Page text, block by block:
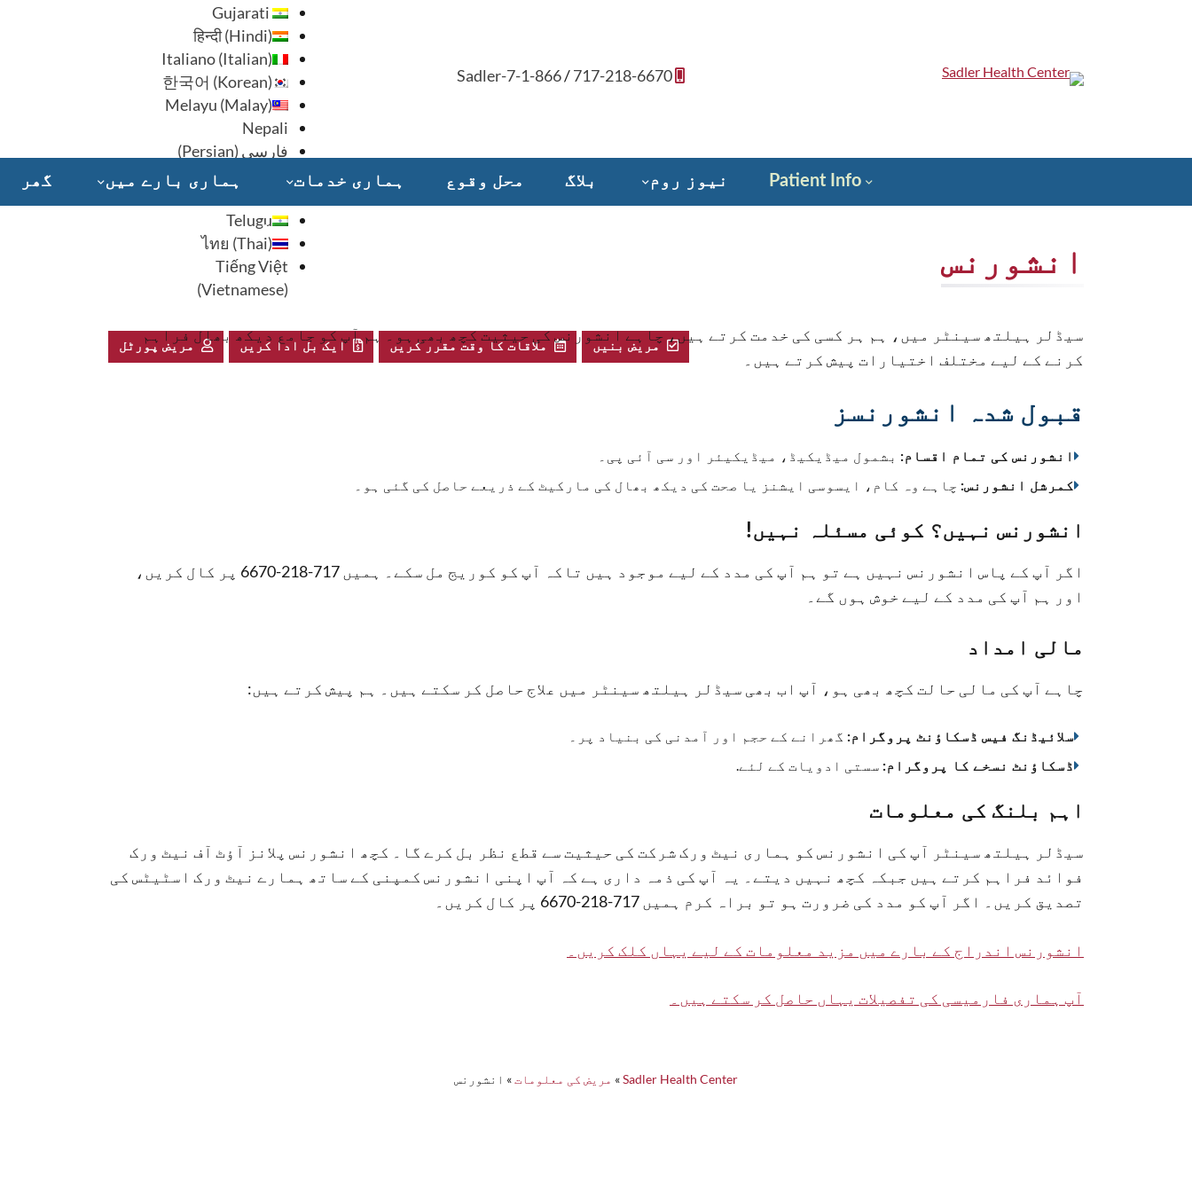
717-218-6670
/
1-866-Sadler-7
Gujarati
हिन्दी(Hindi)
Italiano(Italian)
한국어 (Korean)
Melayu (Malay)
Nepali
فارسی (
Persian
)
Русский
Telugu
ไทย (Thai)
Tiếng Việt
(Vietnamese)
مریض بنیں ملاقات کا وقت مقرر کریں ایک بل ادا کریں مریض پورٹل
گھر ہماری بارے ميں ہماری خدمات محل وقوع بلاگ نیوز روم Patient Info
دینے کے طریقے – سیڈلر کے لئے ایک دل ہے!
انشورنس
سیڈلر ہیلتھ سینٹر میں، ہم ہر کسی کی خدمت کرتے ہیں، چاہے انشورنس کی حیثیت کچھ بھی ہو۔ ہم آپ کو جامع دیکھ بھال فراہم
کرنے کے لیے مختلف اختیارات پیش کرتے ہیں۔
قبول شدہ انشورنسز
انشورنس کی تمام اقسام: بشمول میڈیکیڈ، میڈیکیئر اور سی آئی پی۔
کمرشل انشورنس: چاہے وہ کام، ایسوسی ایشنز یا صحت کی دیکھ بھال کی مارکیٹ کے ذریعے حاصل کی گئی ہو۔
انشورنس نہیں؟ کوئی مسئلہ نہيں!
اگر آپ کے پاس انشورنس نہیں ہے تو ہم آپ کی مدد کے لیے موجود ہیں تاکہ آپ کو کوریج مل سکے۔ ہمیں 717-218-6670 پر کال کریں،
اور ہم آپ کی مدد کے لیے خوش ہوں گے۔
مالی امداد
چاہے آپ کی مالی حالت کچھ بھی ہو، آپ اب بھی سیڈلر ہیلتھ سینٹر میں علاج حاصل کر سکتے ہیں۔ ہم پیش کرتے ہیں:
سلائیڈنگ فیس ڈسکاؤنٹ پروگرام: گھرانے کے حجم اور آمدنی کی بنیاد پر۔
ڈسکاؤنٹ نسخے کا پروگرام: سستی ادویات کے لئے.
اہم بلنگ کی معلومات
سیڈلر ہیلتھ سینٹر آپ کی انشورنس کو ہماری نیٹ ورک شرکت کی حیثیت سے قطع نظر بل کرے گا۔ کچھ انشورنس پلانز آؤٹ آف نیٹ ورک
فوائد فراہم کرتے ہیں جبکہ کچھ نہیں دیتے۔ یہ آپ کی ذمہ داری ہے کہ آپ اپنی انشورنس کمپنی کے ساتھ ہمارے نیٹ ورک اسٹیٹس کی
تصدیق کریں۔ اگر آپ کو مدد کی ضرورت ہو تو براہ کرم ہمیں 717-218-6670 پر کال کریں۔
انشورنس اندراج کے بارے میں مزید معلومات کے لیے یہاں کلک کریں۔
آپ ہماری فارمیسی کی تفصیلات یہاں حاصل کر سکتے ہیں۔
Sadler Health Center
» مریض کی معلومات» انشورنس